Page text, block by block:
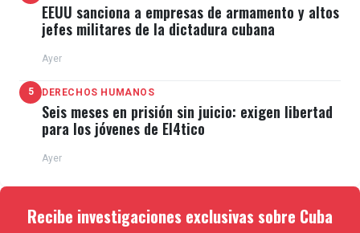
EEUU sanciona a empresas de armamento y altos
jefes militares de la dictadura cubana
Ayer
5 DERECHOS HUMANOS
Seis meses en prisión sin juicio: exigen libertad
para los jóvenes de El4tico
Ayer
Recibe investigaciones exclusivas sobre Cuba